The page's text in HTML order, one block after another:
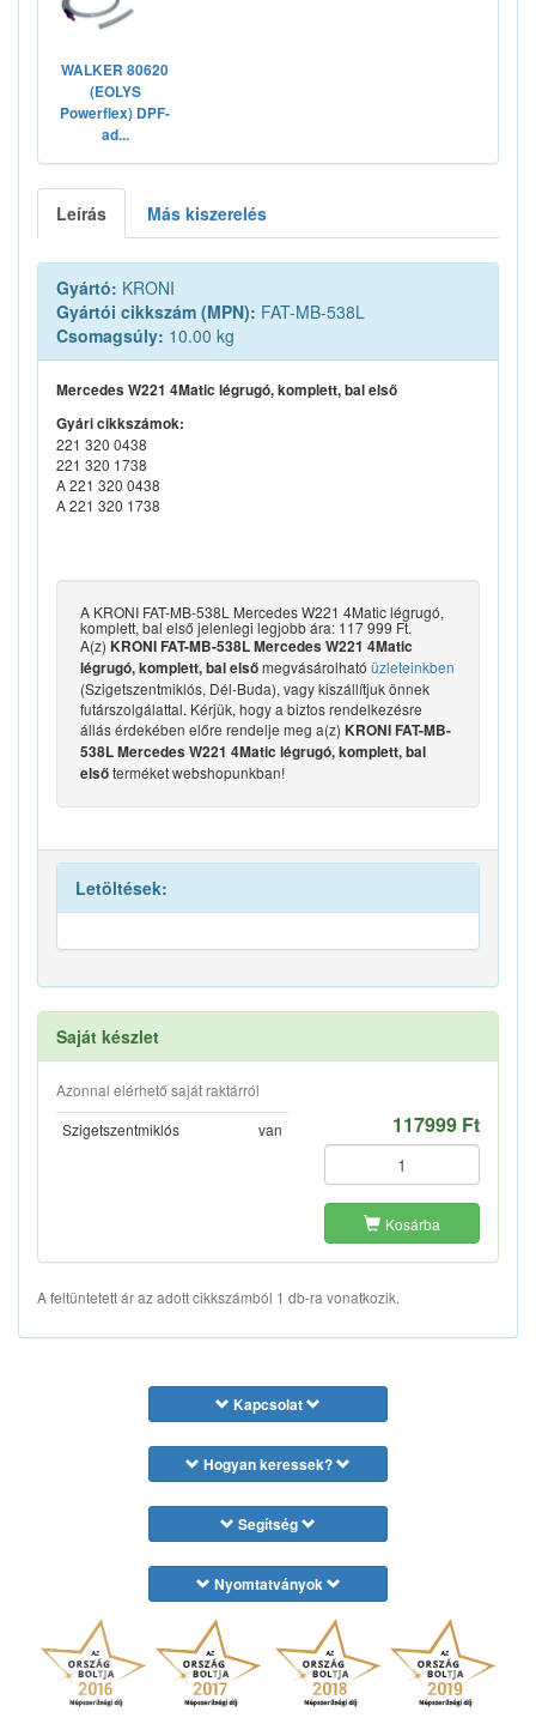
WALKER 80620
(EOLYS
Powerflex) DPF-
ad...
Leírás Más kiszerelés
Gyártó: KRONI
Gyártói cikkszám (MPN): FAT-MB-538L
Csomagsúly: 10.00 kg
Mercedes W221 4Matic légrugó, komplett, bal első
Gyári cikkszámok:
221 320 0438
221 320 1738
A 221 320 0438
A 221 320 1738
A KRONI FAT-MB-538L Mercedes W221 4Matic légrugó,
komplett, bal első jelenlegi legjobb ára: 117 999 Ft.
A(z) KRONI FAT-MB-538L Mercedes W221 4Matic
légrugó, komplett, bal elsőmegvásárolható üzleteinkben
(Szigetszentmiklós, Dél-Buda), vagy kiszállítjuk önnek
futárszolgálattal. Kérjük, hogy a biztos rendelkezésre
állás érdekében előre rendelje meg a(z) KRONI FAT-MB-
538L Mercedes W221 4Matic légrugó, komplett, bal
elsőterméket webshopunkban!
Letöltések:
Saját készlet
Azonnal elérhető saját raktárról
Szigetszentmiklós
van 117999 Ft
Kosárba
A feltüntetett ár az adott cikkszámból 1 db-ra vonatkozik.
Kapcsolat
Hogyan keressek?
Segítség
Nyomtatványok